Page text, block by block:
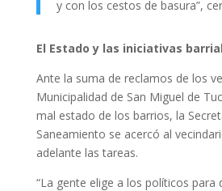
y con los cestos de basura”,
El Estado y las iniciativas
Ante la suma de reclamos de los
Municipalidad de San Miguel de
mal estado de los barrios, la
Saneamiento se acercó al
adelante las tareas.
“La gente elige a los políticos para